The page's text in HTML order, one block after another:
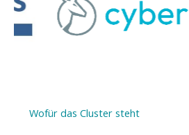
Wofür das Cluster steht